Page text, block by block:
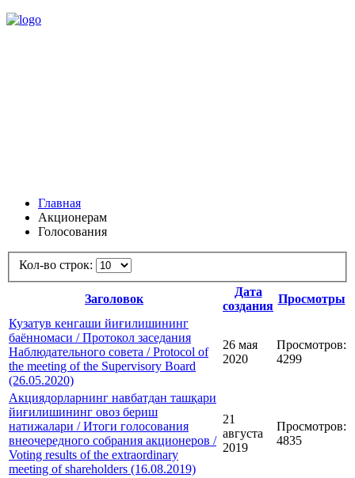
Главная
Акционерам
Голосования
Кол-во строк:
Заголовок
Дата
создания
Просмотры
Кузатув кенгаши йиғилишининг
баённомаси / Протокол заседания
Наблюдательного совета / Protocol of
the meeting of the Supervisory Board
(26.05.2020)
26 мая
2020
Просмотров:
4299
Акциядорларнинг навбатдан ташқари
йиғилишининг овоз бериш
натижалари / Итоги голосования
внеочередного собрания акционеров /
Voting results of the extraordinary
meeting of shareholders (16.08.2019)
21
августа
2019
Просмотров:
4835